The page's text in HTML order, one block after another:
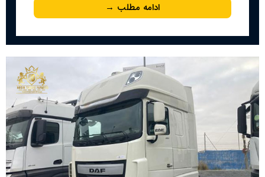
ادامه مطلب →